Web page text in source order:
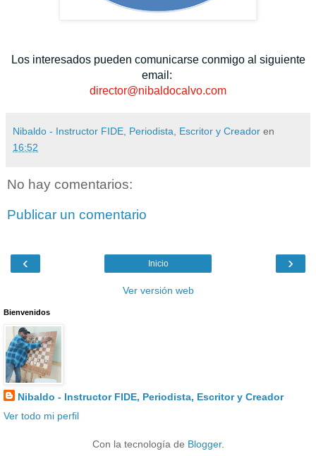
Los interesados pueden comunicarse conmigo al siguiente
email:
director@nibaldocalvo.com
Nibaldo - Instructor FIDE, Periodista, Escritor y Creador en
16:52
No hay comentarios:
Publicar un comentario
‹ ›
Inicio
Ver versión web
Bienvenidos
Nibaldo - Instructor FIDE, Periodista, Escritor y Creador
Ver todo mi perfil
Con la tecnología de Blogger.